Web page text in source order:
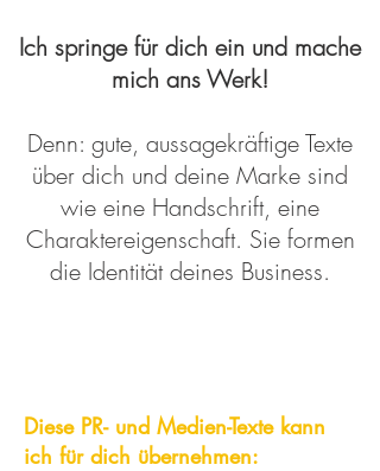
Ich springe für dich ein und mache
mich ans Werk!
Denn: gute, aussagekräftige Texte
über dich und deine Marke sind
wie eine Handschrift, eine
Charaktereigenschaft. Sie formen
die Identität deines Business.
Diese PR- und Medien-Texte kann
ich für dich übernehmen: